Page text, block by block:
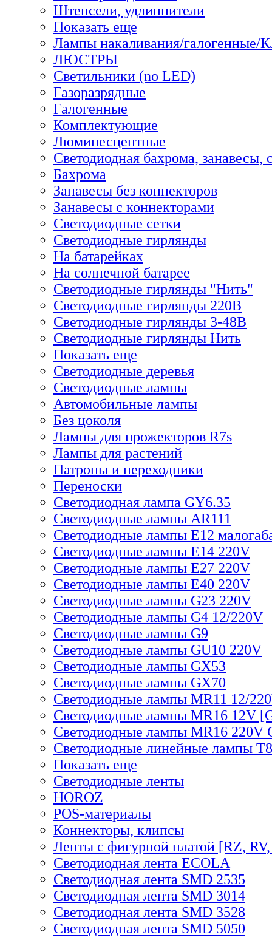
Штепсели, удлиннители
Показать еще
Лампы накаливания/галогенные/
ЛЮСТРЫ
Светильники (no LED)
Газоразрядные
Галогенные
Комплектующие
Люминесцентные
Светодиодная бахрома, занавесы,
Бахрома
Занавесы без коннекторов
Занавесы с коннекторами
Светодиодные сетки
Светодиодные гирлянды
На батарейках
На солнечной батарее
Светодиодные гирлянды "Нить"
Светодиодные гирлянды 220В
Светодиодные гирлянды 3-48В
Светодиодные гирлянды Нить
Показать еще
Светодиодные деревья
Светодиодные лампы
Автомобильные лампы
Без цоколя
Лампы для прожекторов R7s
Лампы для растений
Патроны и переходники
Переноски
Светодиодная лампа GY6.35
Светодиодные лампы AR111
Светодиодные лампы E12
Светодиодные лампы E14 220V
Светодиодные лампы E27 220V
Светодиодные лампы E40 220V
Светодиодные лампы G23 220V
Светодиодные лампы G4 12/220V
Светодиодные лампы G9
Светодиодные лампы GU10 220V
Светодиодные лампы GX53
Светодиодные лампы GX70
Светодиодные лампы MR11 12/
Светодиодные лампы MR16 12V
Светодиодные лампы MR16 220V
Светодиодные линейные лампы T8
Показать еще
Светодиодные ленты
HOROZ
POS-материалы
Коннекторы, клипсы
Ленты с фигурной платой [RZ,
Светодиодная лента ECOLA
Светодиодная лента SMD 2535
Светодиодная лента SMD 3014
Светодиодная лента SMD 3528
Светодиодная лента SMD 5050